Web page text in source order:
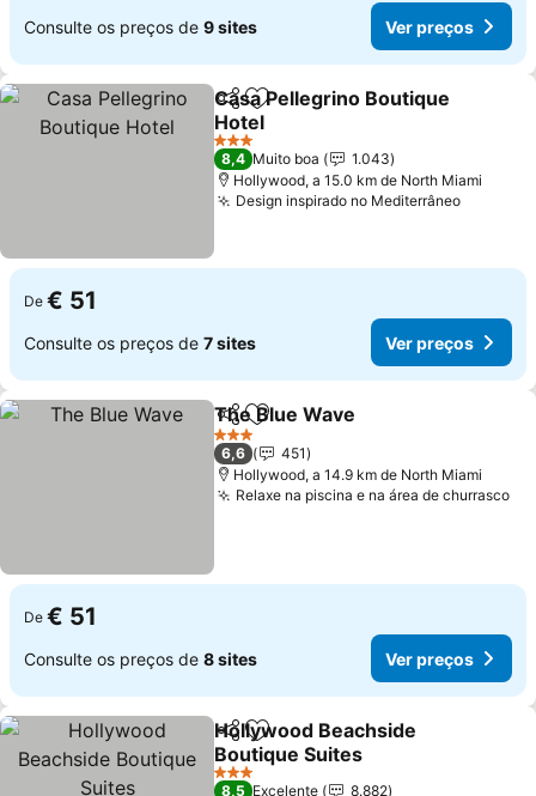
Consulte os preços de 9 sites Ver preços
PartilharAdicionar aos favoritos
Casa Pellegrino Boutique
Hotel
Ver preços
3 Estrelas
8,4 Muito boa
1.043
Hollywood, a 15.0 km de North Miami
Design inspirado no MediterrâneoVer
De € 51
Consulte os preços de 7 sites Ver preços
PartilharAdicionar aos favoritos
The Blue Wave
3 Estrelas
6,6
451
Hollywood, a 14.9 km de North Miami
Relaxe na piscina e na área de churrasco
De € 51
Consulte os preços de 8 sites Ver preços
PartilharAdicionar aos favoritos
Hollywood Beachside
Boutique Suites
Ver preços
3 Estrelas
8,5 Excelente 8.882